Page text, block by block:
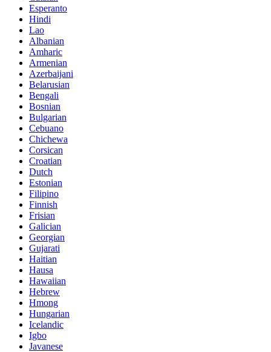
Esperanto
Hindi
Lao
Albanian
Amharic
Armenian
Azerbaijani
Belarusian
Bengali
Bosnian
Bulgarian
Cebuano
Chichewa
Corsican
Croatian
Dutch
Estonian
Filipino
Finnish
Frisian
Galician
Georgian
Gujarati
Haitian
Hausa
Hawaiian
Hebrew
Hmong
Hungarian
Icelandic
Igbo
Javanese